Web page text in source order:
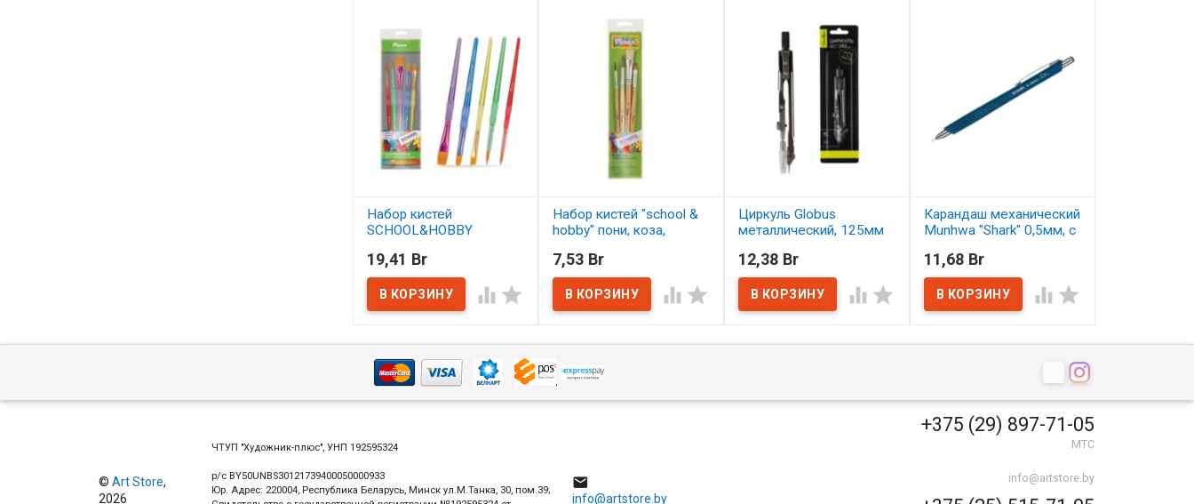
Набор кистей
SCHOOL&HOBBY
АССОРТИ
В наличии
19,41 Br
 
Набор кистей "school &
hobby" пони, коза,
В наличии
7,53 Br
 
Циркуль Globus
металлический, 125мм
В наличии
12,38 Br
 
Карандаш механический
Munhwa "Shark" 0,5мм, с
В наличии
11,68 Br
 
©Art Store,
2026
ЧТУП "Художник-плюс", УНП 192595324
р/с BY50UNBS30121739400050000933
Юр. Адрес: 220004, Республика Беларусь, Минск ул.М.Танка, 30, пом.39;

info@artstore.by
+375 (29) 897-71-05
МТС
info@artstore.by